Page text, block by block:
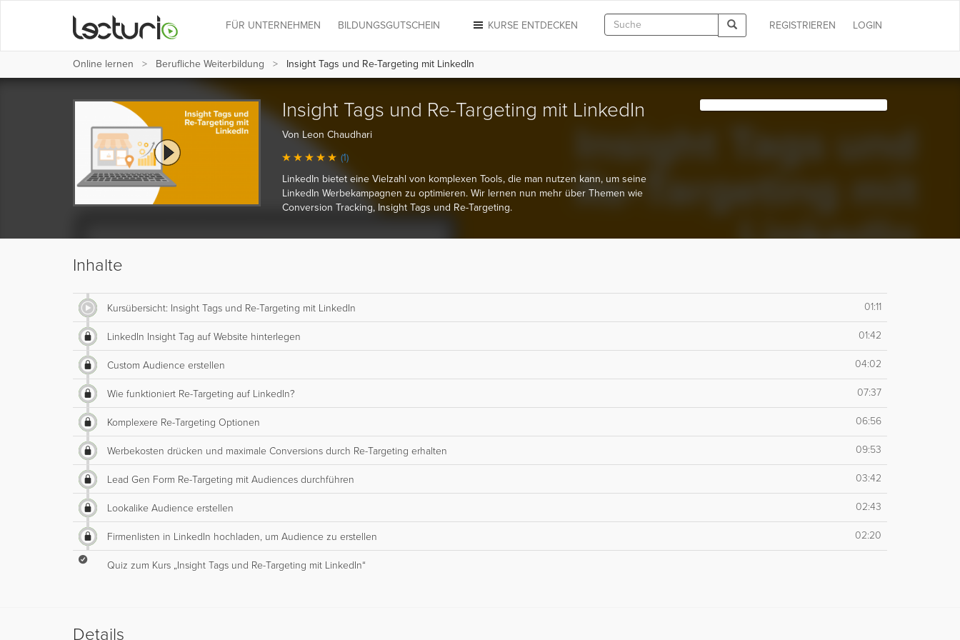
LOGIN
REGISTRIEREN
KURSE ENTDECKEN
FÜR UNTERNEHMEN BILDUNGSGUTSCHEIN
Online lernen Berufliche Weiterbildung Insight Tags und Re-Targeting mit LinkedIn
Insight Tags und Re-Targeting mit LinkedIn
Von Leon Chaudhari
(1)
LinkedIn bietet eine Vielzahl von komplexen Tools, die man nutzen kann, um seine
LinkedIn Werbekampagnen zu optimieren. Wir lernen nun mehr über Themen wie
Conversion Tracking, Insight Tags und Re-Targeting.
Inhalte
Kursübersicht: Insight Tags und Re-Targeting mit LinkedIn 01:11
LinkedIn Insight Tag auf Website hinterlegen 01:42
Custom Audience erstellen 04:02
Wie funktioniert Re-Targeting auf LinkedIn? 07:37
Komplexere Re-Targeting Optionen 06:56
Werbekosten drücken und maximale Conversions durch Re-Targeting erhalten 09:53
Lead Gen Form Re-Targeting mit Audiences durchführen 03:42
Lookalike Audience erstellen 02:43
Firmenlisten in LinkedIn hochladen, um Audience zu erstellen 02:20
Quiz zum Kurs „Insight Tags und Re-Targeting mit LinkedIn“
Details